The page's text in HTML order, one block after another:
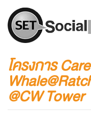
โครงการ
@CW Tower